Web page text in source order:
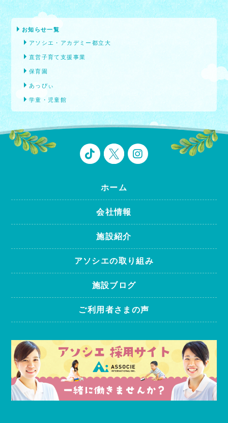
お知らせ一覧
アソシエ・アカデミー都立大
直営子育て支援事業
保育園
あっぴぃ
学童・児童館
ホーム
会社情報
施設紹介
アソシエの取り組み
施設ブログ
ご利用者さまの声